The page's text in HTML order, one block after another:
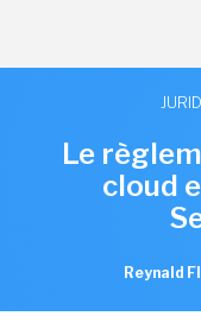
Le
cloud
Reynald